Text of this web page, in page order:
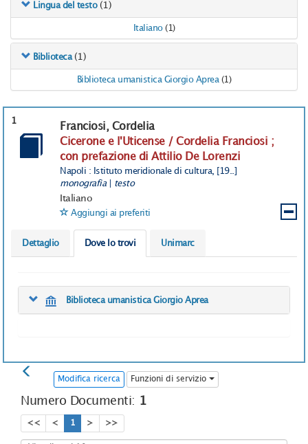
Lingua del testo (1)
Italiano (1)
Biblioteca (1)
Biblioteca umanistica Giorgio Aprea (1)
1
Franciosi, Cordelia
Cicerone e l'Uticense / Cordelia Franciosi ;
con prefazione di Attilio De Lorenzi
Napoli : Istituto meridionale di cultura, [19..]
monografia| testo
Italiano
Aggiungi ai preferiti
Dettaglio Dove lo trovi Unimarc
Biblioteca umanistica Giorgio Aprea
Modifica ricerca Funzioni di servizio
Numero Documenti: 1
<< < 1 > >>